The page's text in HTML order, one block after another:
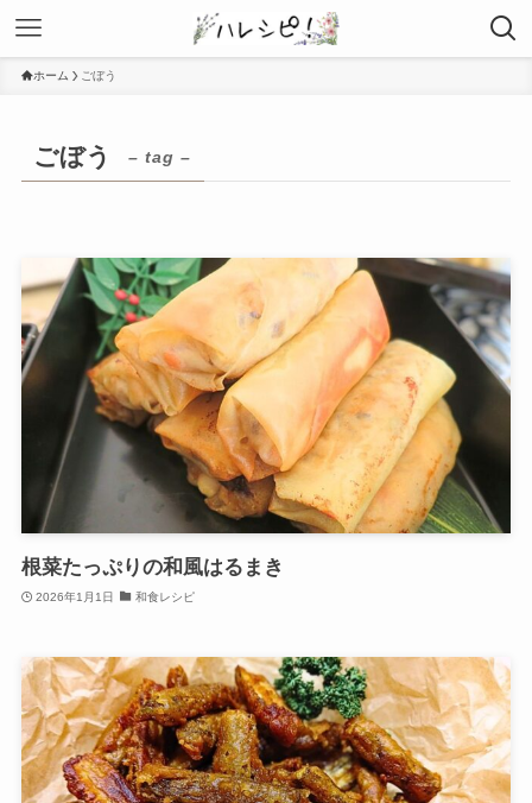
ホーム ごぼう
ごぼう – tag –
根菜たっぷりの和風はるまき
2026年1月1日 和食レシピ